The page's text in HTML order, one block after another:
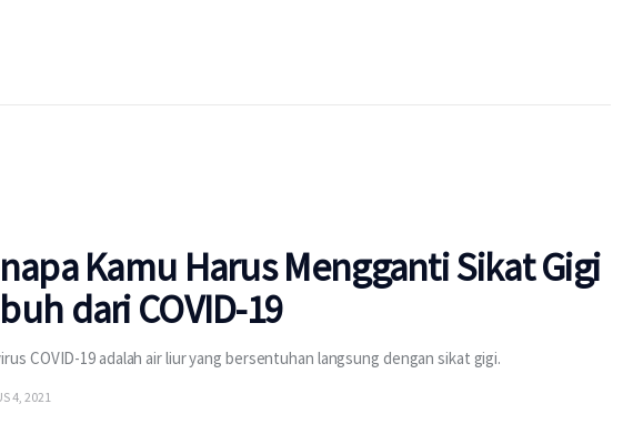
Kamu Harus Mengganti Sikat Gigi
dari COVID-19
COVID-19 adalah air liur yang bersentuhan langsung dengan sikat gigi.
4, 2021